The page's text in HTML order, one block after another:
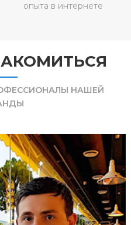
опыта в интернете
НАШЕЙ